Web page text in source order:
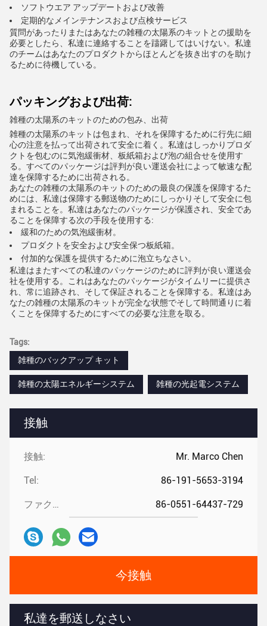
接触
接触: Mr. Marco Chen
Tel: 86-191-5653-3194
ファクシミリ: 86-0551-64437-729
今接触
私達を郵送しなさい
ソフトウエア アップデートおよび改善
定期的なメインテナンスおよび点検サービス
質問があったりまたはあなたの雑種の太陽系のキットとの援助を
必要としたら、私達に連絡することを躊躇してはいけない。私達
のチームはあなたのプロダクトからほとんどを抜き出すのを助け
るために待機している。
パッキングおよび出荷:
雑種の太陽系のキットのための包み、出荷
雑種の太陽系のキットは包まれ、それを保障するために行先に細
心の注意を払って出荷されて安全に着く。私達はしっかりプロダ
クトを包むのに気泡緩衝材、板紙箱および泡の組合せを使用す
る。すべてのパッケージは評判が良い運送会社によって敏速な配
達を保障するために出荷される。
あなたの雑種の太陽系のキットのための最良の保護を保障するた
めには、私達は保障する郵送物のためにしっかりそして安全に包
まれることを。私達はあなたのパッケージが保護され、安全であ
ることを保障する次の手段を使用する:
緩和のための気泡緩衝材。
プロダクトを安全および安全保つ板紙箱。
付加的な保護を提供するために泡立ちなさい。
私達はまたすべての私達のパッケージのために評判が良い運送会
社を使用する。これはあなたのパッケージがタイムリーに提供さ
れ、常に追跡され、そして保証されることを保障する。私達はあ
なたの雑種の太陽系のキットが完全な状態でそして時間通りに着
くことを保障するためにすべての必要な注意を取る。
Tags:
雑種のバックアップ キット
雑種の太陽エネルギーシステム 雑種の光起電システム